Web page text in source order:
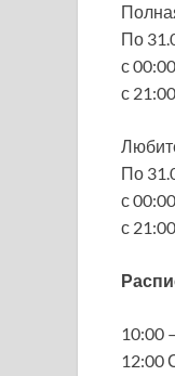
По
с
с
По
с
с
10:00
12:00